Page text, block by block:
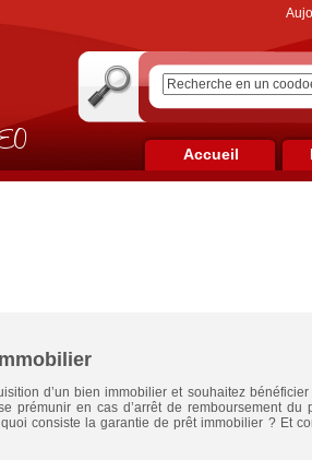
Accueil
d’un bien immobilier et souhaitez bénéficier
prémunir en cas d’arrêt de remboursement du
quoi consiste la garantie de prêt immobilier ? Et